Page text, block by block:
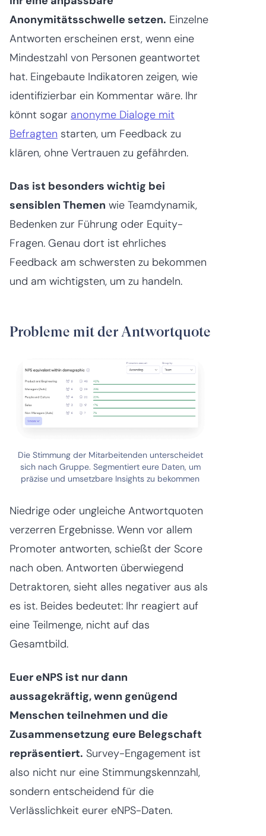
Anonymitätsschwelle setzen. Einzelne
Antworten erscheinen erst, wenn eine
Mindestzahl von Personen geantwortet
hat. Eingebaute Indikatoren zeigen, wie
identifizierbar ein Kommentar wäre. Ihr
könnt sogar anonyme Dialoge mit
Befragten starten, um Feedback zu
klären, ohne Vertrauen zu gefährden.
Das ist besonders wichtig bei
sensiblen Themen wie Teamdynamik,
Bedenken zur Führung oder Equity-
Fragen. Genau dort ist ehrliches
Feedback am schwersten zu bekommen
und am wichtigsten, um zu handeln.
Probleme mit der Antwortquote
Die Stimmung der Mitarbeitenden unterscheidet
sich nach Gruppe. Segmentiert eure Daten, um
präzise und umsetzbare Insights zu bekommen
Niedrige oder ungleiche Antwortquoten
verzerren Ergebnisse. Wenn vor allem
Promoter antworten, schießt der Score
nach oben. Antworten überwiegend
Detraktoren, sieht alles negativer aus als
es ist. Beides bedeutet: Ihr reagiert auf
eine Teilmenge, nicht auf das
Gesamtbild.
Euer eNPS ist nur dann
aussagekräftig, wenn genügend
Menschen teilnehmen und die
Zusammensetzung eure Belegschaft
repräsentiert. Survey-Engagement ist
also nicht nur eine Stimmungskennzahl,
sondern entscheidend für die
Verlässlichkeit eurer eNPS-Daten.